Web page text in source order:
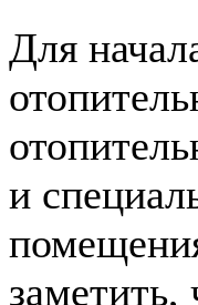
Для
и
заметить,